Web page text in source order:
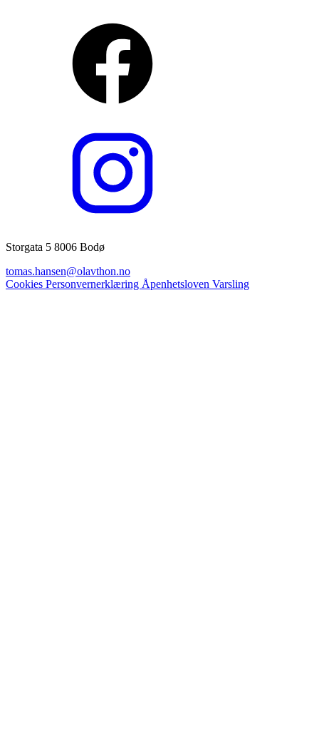
Storgata 5 8006 Bodø
tomas.hansen@olavthon.no
Cookies Personvernerklæring Åpenhetsloven Varsling